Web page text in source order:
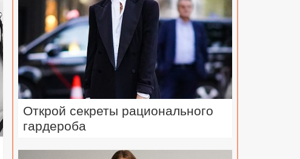
Открой секреты рационального
гардероба